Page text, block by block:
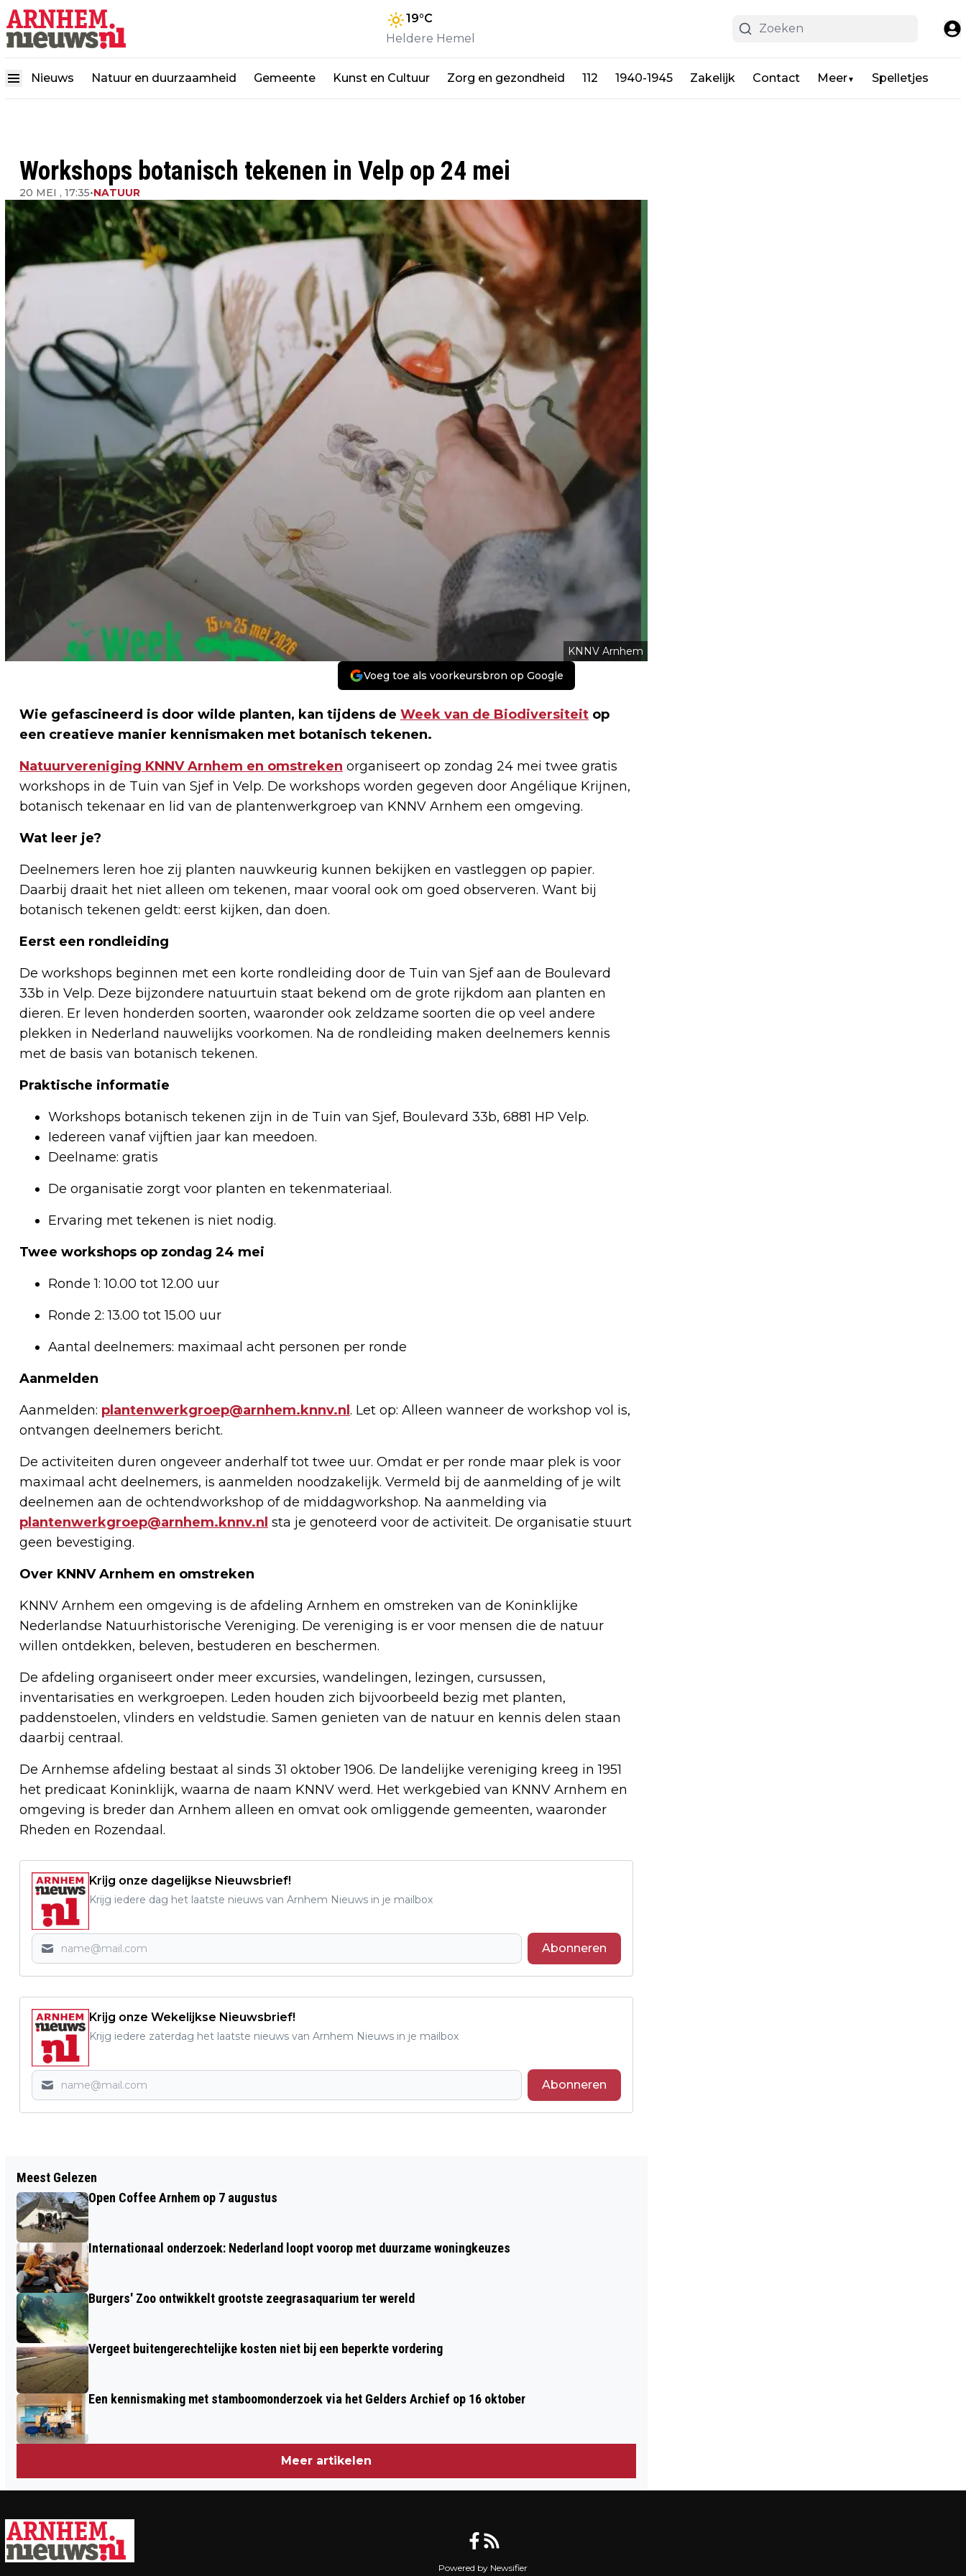
19°C
Heldere Hemel
Nieuws Natuur en duurzaamheid Gemeente Kunst en Cultuur Zorg en gezondheid 112 1940-1945 Zakelijk Contact Meer▼ Spelletjes
Workshops botanisch tekenen in Velp op 24 mei
20 MEI , 17:35•NATUUR
KNNV Arnhem
Voeg toe als voorkeursbron op Google
Wie gefascineerd is door wilde planten, kan tijdens de Week van de Biodiversiteit op
een creatieve manier kennismaken met botanisch tekenen.
Natuurvereniging KNNV Arnhem en omstreken organiseert op zondag 24 mei twee gratis
workshops in de Tuin van Sjef in Velp. De workshops worden gegeven door Angélique Krijnen,
botanisch tekenaar en lid van de plantenwerkgroep van KNNV Arnhem een omgeving.
Wat leer je?
Deelnemers leren hoe zij planten nauwkeurig kunnen bekijken en vastleggen op papier.
Daarbij draait het niet alleen om tekenen, maar vooral ook om goed observeren. Want bij
botanisch tekenen geldt: eerst kijken, dan doen.
Eerst een rondleiding
De workshops beginnen met een korte rondleiding door de Tuin van Sjef aan de Boulevard
33b in Velp. Deze bijzondere natuurtuin staat bekend om de grote rijkdom aan planten en
dieren. Er leven honderden soorten, waaronder ook zeldzame soorten die op veel andere
plekken in Nederland nauwelijks voorkomen. Na de rondleiding maken deelnemers kennis
met de basis van botanisch tekenen.
Praktische informatie
Workshops botanisch tekenen zijn in de Tuin van Sjef, Boulevard 33b, 6881 HP Velp.
Iedereen vanaf vijftien jaar kan meedoen.
Deelname: gratis
De organisatie zorgt voor planten en tekenmateriaal.
Ervaring met tekenen is niet nodig.
Twee workshops op zondag 24 mei
Ronde 1: 10.00 tot 12.00 uur
Ronde 2: 13.00 tot 15.00 uur
Aantal deelnemers: maximaal acht personen per ronde
Aanmelden
Aanmelden: plantenwerkgroep@arnhem.knnv.nl . Let op: Alleen wanneer de workshop vol is,
ontvangen deelnemers bericht.
De activiteiten duren ongeveer anderhalf tot twee uur. Omdat er per ronde maar plek is voor
maximaal acht deelnemers, is aanmelden noodzakelijk. Vermeld bij de aanmelding of je wilt
deelnemen aan de ochtendworkshop of de middagworkshop. Na aanmelding via
plantenwerkgroep@arnhem.knnv.nl sta je genoteerd voor de activiteit. De organisatie stuurt
geen bevestiging.
Over KNNV Arnhem en omstreken
KNNV Arnhem een omgeving is de afdeling Arnhem en omstreken van de Koninklijke
Nederlandse Natuurhistorische Vereniging. De vereniging is er voor mensen die de natuur
willen ontdekken, beleven, bestuderen en beschermen.
De afdeling organiseert onder meer excursies, wandelingen, lezingen, cursussen,
inventarisaties en werkgroepen. Leden houden zich bijvoorbeeld bezig met planten,
paddenstoelen, vlinders en veldstudie. Samen genieten van de natuur en kennis delen staan
daarbij centraal.
De Arnhemse afdeling bestaat al sinds 31 oktober 1906. De landelijke vereniging kreeg in 1951
het predicaat Koninklijk, waarna de naam KNNV werd. Het werkgebied van KNNV Arnhem en
omgeving is breder dan Arnhem alleen en omvat ook omliggende gemeenten, waaronder
Rheden en Rozendaal.
Krijg onze dagelijkse Nieuwsbrief!
Krijg iedere dag het laatste nieuws van Arnhem Nieuws in je mailbox
Abonneren
Krijg onze Wekelijkse Nieuwsbrief!
Krijg iedere zaterdag het laatste nieuws van Arnhem Nieuws in je mailbox
Abonneren
LEZING VAN BARBARA VAN RIJN
TUWOR OP 25 MEI IN HET COLOFON
Meest Gelezen
Open Coffee Arnhem op 7 augustus
Internationaal onderzoek: Nederland loopt voorop met duurzame woningkeuzes
Burgers' Zoo ontwikkelt grootste zeegrasaquarium ter wereld
Vergeet buitengerechtelijke kosten niet bij een beperkte vordering
Een kennismaking met stamboomonderzoek via het Gelders Archief op 16 oktober
Meer artikelen
Powered by Newsifier